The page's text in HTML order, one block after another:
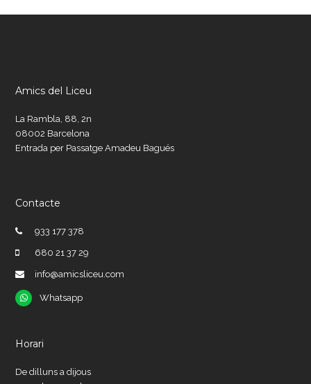
Amics del Liceu
La Rambla, 88, 2n
08002 Barcelona
Entrada per Passatge Amadeu Bagués
Contacte
933 177 378
680 21 37 29
info@amicsliceu.com
Whatsapp
Whatsapp
Horari
De dilluns a dijous